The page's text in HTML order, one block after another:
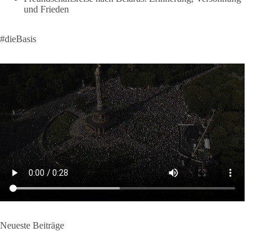
✅ Verantwortung statt Symbolpolitik
werden. Das gelingt nur durch eine Politik, die Fluchtursachen
Migration nicht zum Gegenstand geopolitischer Machtspiele
Der Mensch darf niemals zum Spielball politischer Interessen
werden.
#dieBasis #Migration #Europa #Menschenwürde #Rechtsstaat
#Frieden #Subsidiarität
DieBasis
und Frieden
#dieBasis
Neueste Beiträge